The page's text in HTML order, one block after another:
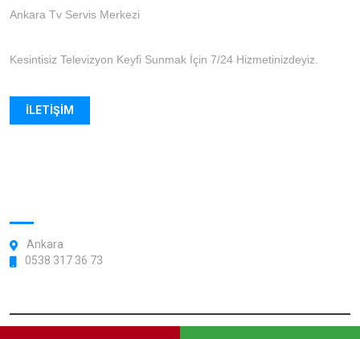
Ankara Tv Servis Merkezi
Kesintisiz Televizyon Keyfi Sunmak İçin 7/24 Hizmetinizdeyiz.
İLETIŞIM
Ankara
0538 317 36 73